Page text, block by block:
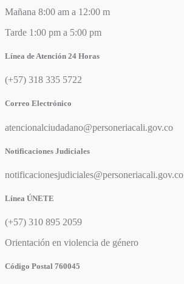
Mañana 8:00 am a 12:00 m
Tarde 1:00 pm a 5:00 pm
Línea de Atención 24 Horas
(+57) 318 335 5722
Correo Electrónico
atencionalciudadano@personeriacali.gov.co
Notificaciones Judiciales
notificacionesjudiciales@personeriacali.gov.co
Línea ÚNETE
(+57) 310 895 2059
Orientación en violencia de género
Código Postal 760045